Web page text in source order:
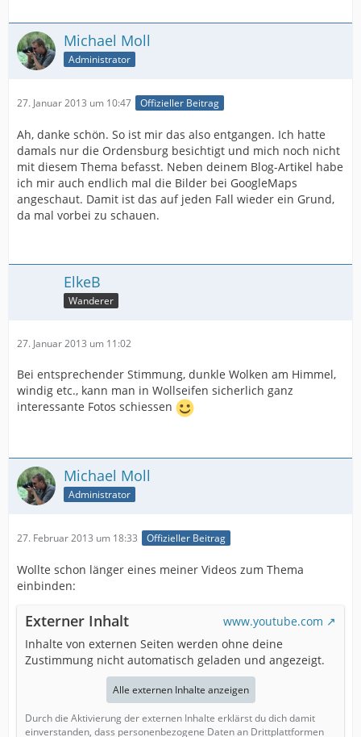
Michael Moll
Administrator
27. Januar 2013 um 10:47 Offizieller Beitrag
Ah, danke schön. So ist mir das also entgangen. Ich hatte
damals nur die Ordensburg besichtigt und mich noch nicht
mit diesem Thema befasst. Neben deinem Blog-Artikel habe
ich mir auch endlich mal die Bilder bei GoogleMaps
angeschaut. Damit ist das auf jeden Fall wieder ein Grund,
da mal vorbei zu schauen.
ElkeB
Wanderer
27. Januar 2013 um 11:02
Bei entsprechender Stimmung, dunkle Wolken am Himmel,
windig etc., kann man in Wollseifen sicherlich ganz
interessante Fotos schiessen
Michael Moll
Administrator
27. Februar 2013 um 18:33 Offizieller Beitrag
Wollte schon länger eines meiner Videos zum Thema
einbinden:
Externer Inhalt
www.youtube.com
Inhalte von externen Seiten werden ohne deine
Zustimmung nicht automatisch geladen und angezeigt.
Alle externen Inhalte anzeigen
Durch die Aktivierung der externen Inhalte erklärst du dich damit
einverstanden, dass personenbezogene Daten an Drittplattformen